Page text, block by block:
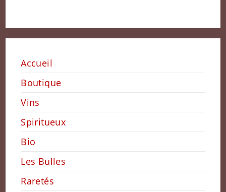
Accueil
Boutique
Vins
Spiritueux
Bio
Les Bulles
Raretés